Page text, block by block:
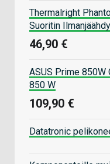
Thermalright
Suoritin
46,90 €
ASUS Prime 850W
850 W
109,90 €
Datatronic